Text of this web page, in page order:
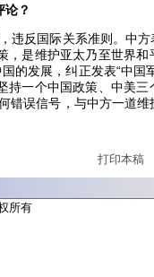
论？
反国际关系准则。中方
，是维护亚太乃至世界和
的发展，纠正发表“中国
持一个中国政策、中美三
错误信号，与中方一道
打印本稿
所有